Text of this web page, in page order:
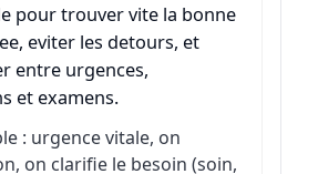
pour trouver vite la bonne
eviter les detours, et
entre urgences,
et examens.
: urgence vitale, on
on clarifie le besoin (soin,